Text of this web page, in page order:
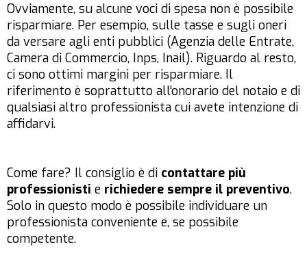
Ovviamente, su alcune voci di spesa non è possibile
risparmiare. Per esempio, sulle tasse e sugli oneri
da versare agli enti pubblici (Agenzia delle Entrate,
Camera di Commercio, Inps, Inail). Riguardo al resto,
ci sono ottimi margini per risparmiare. Il
riferimento è soprattutto all’onorario del notaio e di
qualsiasi altro professionista cui avete intenzione di
affidarvi.
Come fare? Il consiglio è di contattare più
professionisti e richiedere sempre il preventivo.
Solo in questo modo è possibile individuare un
professionista conveniente e, se possibile
competente.